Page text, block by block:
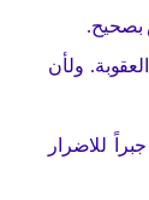
بصحيح.
ولأن
للاضرار